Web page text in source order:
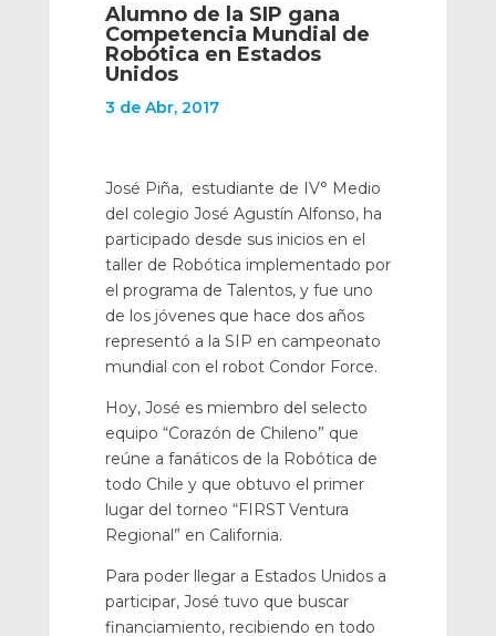
Alumno de la SIP gana
Competencia Mundial de
Robótica en Estados
Unidos
3 de Abr, 2017
José Piña, estudiante de IV° Medio
del colegio José Agustín Alfonso, ha
participado desde sus inicios en el
taller de Robótica implementado por
el programa de Talentos, y fue uno
de los jóvenes que hace dos años
representó a la SIP en campeonato
mundial con el robot Condor Force.
Hoy, José es miembro del selecto
equipo “Corazón de Chileno” que
reúne a fanáticos de la Robótica de
todo Chile y que obtuvo el primer
lugar del torneo “FIRST Ventura
Regional” en California.
Para poder llegar a Estados Unidos a
participar, José tuvo que buscar
financiamiento, recibiendo en todo